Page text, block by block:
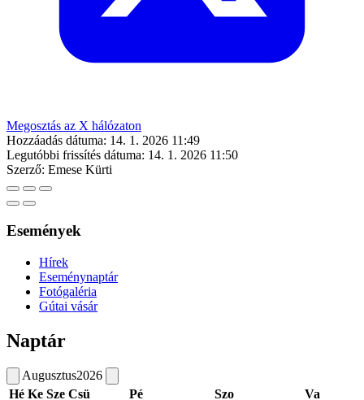
Megosztás az X hálózaton
Hozzáadás dátuma: 14. 1. 2026 11:49
Legutóbbi frissítés dátuma: 14. 1. 2026 11:50
Szerző: Emese Kürti
Események
Hírek
Eseménynaptár
Fotógaléria
Gútai vásár
Naptár
Augusztus2026
Hé Ke Sze Csü Pé Szo Va